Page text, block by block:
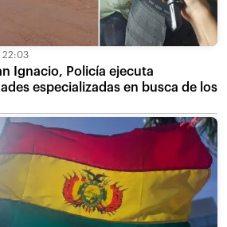
22:03
Ignacio, Policía ejecuta
especializadas en busca de los